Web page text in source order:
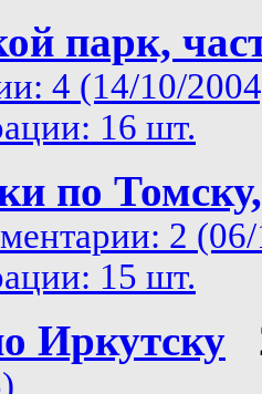
парк,
4 (14/10/
16 шт.
по
2
15 шт.
Иркутску